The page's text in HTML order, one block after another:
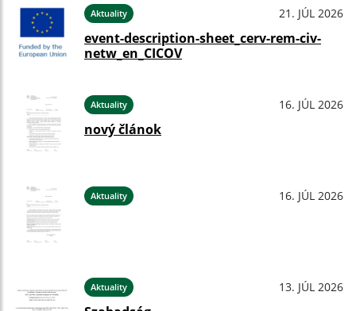
Aktuality 21. JÚL 2026
event-description-sheet_cerv-rem-civ-
netw_en_CICOV
Aktuality 16. JÚL 2026
nový článok
Aktuality 16. JÚL 2026
Aktuality 13. JÚL 2026